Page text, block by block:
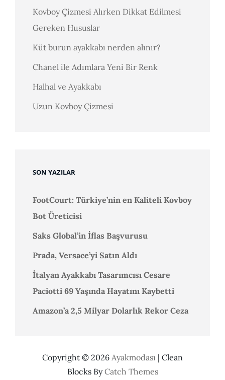
Kovboy Çizmesi Alırken Dikkat Edilmesi
Gereken Hususlar
Küt burun ayakkabı nerden alınır?
Chanel ile Adımlara Yeni Bir Renk
Halhal ve Ayakkabı
Uzun Kovboy Çizmesi
SON YAZILAR
FootCourt: Türkiye’nin en Kaliteli Kovboy
Bot Üreticisi
Saks Global’in İflas Başvurusu
Prada, Versace’yi Satın Aldı
İtalyan Ayakkabı Tasarımcısı Cesare
Paciotti 69 Yaşında Hayatını Kaybetti
Amazon’a 2,5 Milyar Dolarlık Rekor Ceza
Copyright © 2026 Ayakmodası | Clean
Blocks ByCatch Themes